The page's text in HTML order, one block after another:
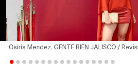
Osiris Mendez. GENTE BIEN JALISCO /